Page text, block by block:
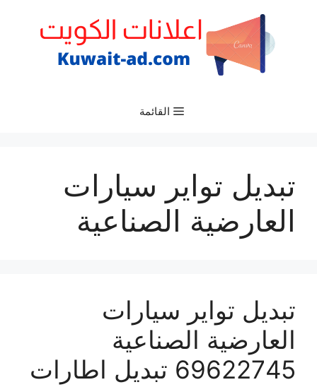
القائمة
تبديل تواير سيارات
العارضية الصناعية
تبديل تواير سيارات
العارضية الصناعية
69622745 تبديل اطارات